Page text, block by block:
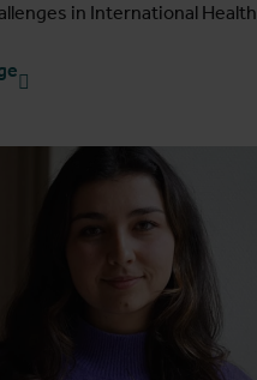
in International Health